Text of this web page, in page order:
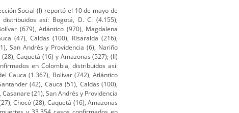
Social (I) reportó el 10 de mayo de
así: Bogotá, D. C. (4.155),
(679), Atlántico (970), Magdalena
(47), Caldas (100), Risaralda (216),
San Andrés y Providencia (6), Nariño
Caquetá (16) y Amazonas (527); (II)
en Colombia, distribuidos así:
Cauca (1.367), Bolívar (742), Atlántico
(42), Cauca (51), Caldas (100),
(21), San Andrés y Providencia
Chocó (28), Caquetá (16), Amazonas